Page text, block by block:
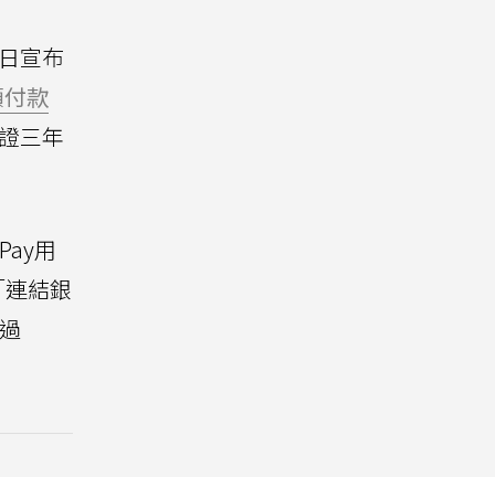
宣布
款
三年
用
結銀